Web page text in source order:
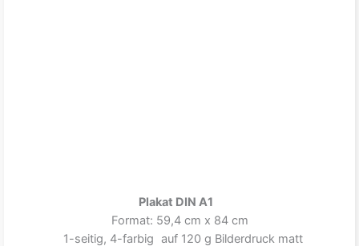
Plakat DIN A1
Format: 59,4 cm x 84 cm
1-seitig, 4-farbig auf 120 g Bilderdruck matt